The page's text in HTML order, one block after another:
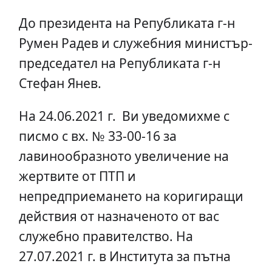
До президента на Републиката г-н
Румен Радев и служебния министър-
председател на Републиката г-н
Стефан Янев.
На 24.06.2021 г. Ви уведомихме с
писмо с вх. № 33-00-16 за
лавинообразното увеличение на
жертвите от ПТП и
непредприемането на коригиращи
действия от назначеното от вас
служебно правителство. На
27.07.2021 г. в Института за пътна